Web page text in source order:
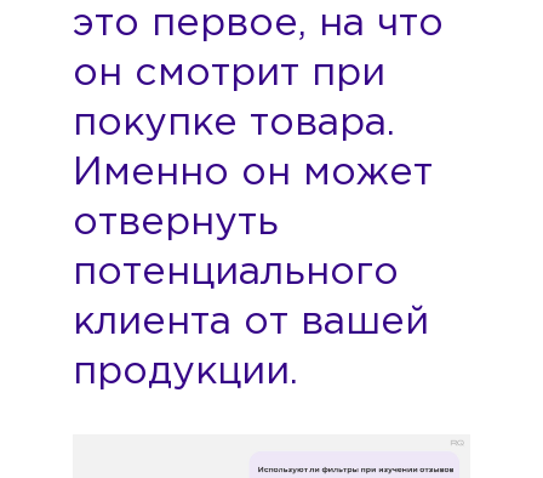
это первое, на что
он смотрит при
покупке товара.
Именно он может
отвернуть
потенциального
клиента от вашей
продукции.